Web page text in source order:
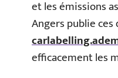
et les émissions
Angers publie
efficacement les